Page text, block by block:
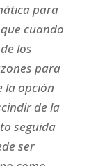
para
cuando
los
para
la opción
de la
seguida
ser